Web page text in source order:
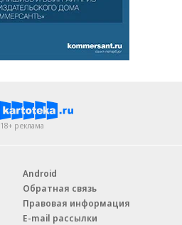
18+ реклама
Android
Обратная связь
Правовая информация
E-mail рассылки